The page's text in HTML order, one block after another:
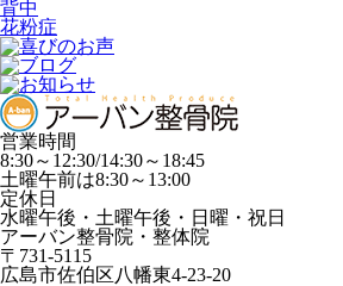
背中
花粉症
営業時間
8:30～12:30/14:30～18:45
土曜午前は8:30～13:00
定休日
水曜午後・土曜午後・日曜・祝日
アーバン整骨院・整体院
〒731-5115
広島市佐伯区八幡東4-23-20